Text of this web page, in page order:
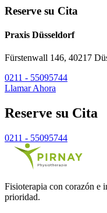
Reserve su Cita
Praxis Düsseldorf
Fürstenwall 146, 40217
0211 - 55095744
Llamar Ahora
Reserve su Cita
0211 - 55095744
Fisioterapia con corazón e
prioridad.